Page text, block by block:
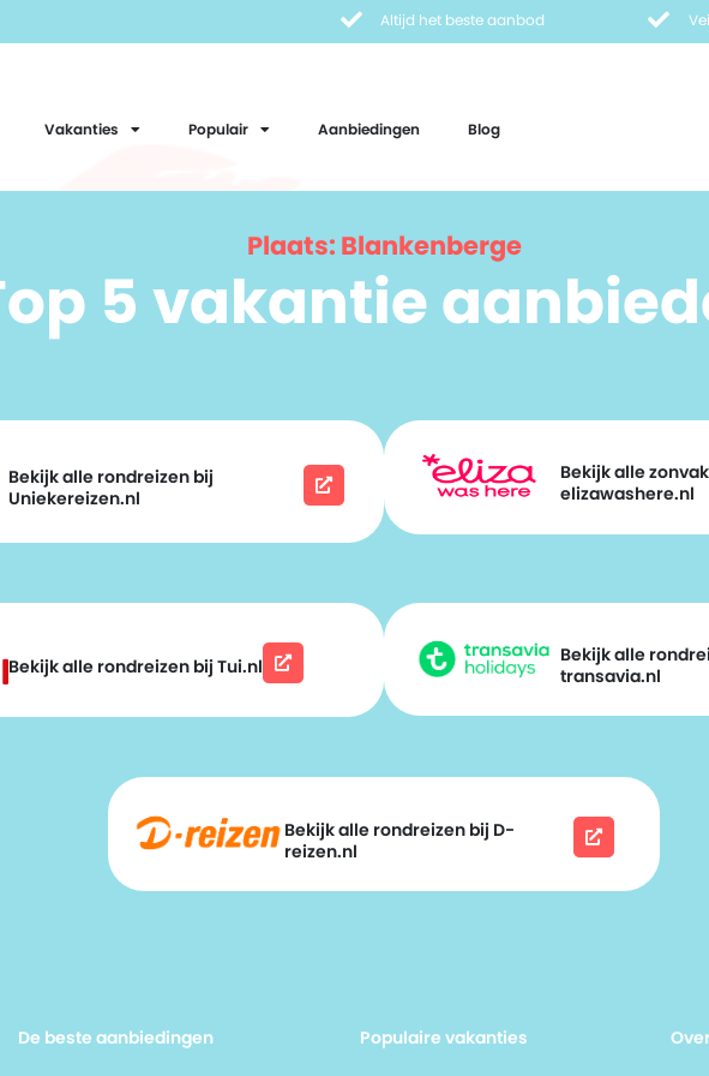
Altijd het beste aanbod
Vakanties Populair Aanbiedingen Blog
Plaats: Blankenberge
5 vakantie
Bekijk alle rondreizen bij
Uniekereizen.nl
Bekijk alle
elizawashere.nl
Bekijk alle rondreizen bij Tui.nl
Bekijk alle
transavia.nl
Bekijk alle rondreizen bij D-
reizen.nl
De beste aanbiedingen Populaire vakanties